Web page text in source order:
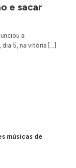
e sacar
a
5, na vitória […]
músicas de